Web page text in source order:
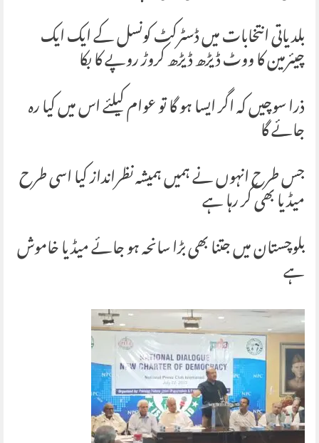
بلدیاتی انتخابات میں ڈسٹرکٹ کونسل کے ایک ایک
چیئرمین کا ووٹ ڈیڑھ ڈیڑھ کروڑ روپے کا بکا
ذرا سوچیں کہ اگر ایسا ہو گا تو عوام کیلئے اس میں کیا رہ
جائے گا
جس طرح انہوں نے ہمیں ہمیشہ نظرانداز کیا اسی طرح
میڈیا بھی کر رہا ہے
بلوچستان میں جتنا بھی بڑا سانحہ ہو جائے میڈیا خاموش
ہے